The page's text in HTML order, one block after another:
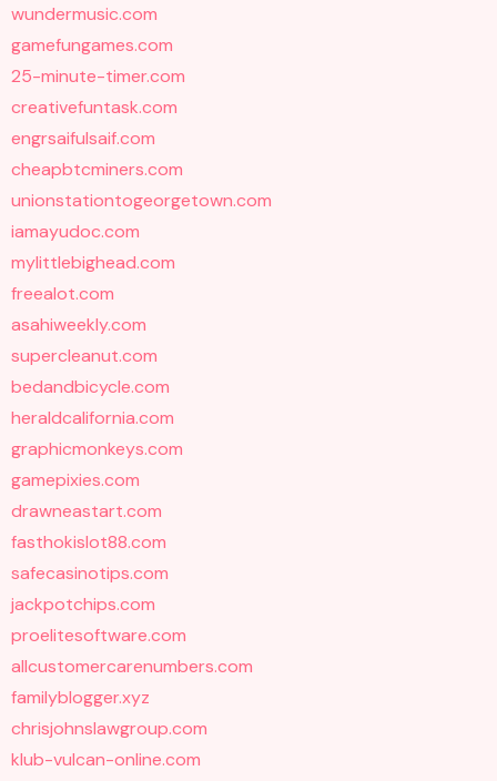
wundermusic.com
gamefungames.com
25-minute-timer.com
creativefuntask.com
engrsaifulsaif.com
cheapbtcminers.com
unionstationtogeorgetown.com
iamayudoc.com
mylittlebighead.com
freealot.com
asahiweekly.com
supercleanut.com
bedandbicycle.com
heraldcalifornia.com
graphicmonkeys.com
gamepixies.com
drawneastart.com
fasthokislot88.com
safecasinotips.com
jackpotchips.com
proelitesoftware.com
allcustomercarenumbers.com
familyblogger.xyz
chrisjohnslawgroup.com
klub-vulcan-online.com